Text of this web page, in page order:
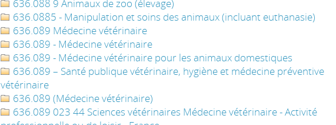
636.088 9 Animaux de zoo (élevage)
636.0885 - Manipulation et soins des animaux (incluant euthanasie)
636.089 Médecine vétérinaire
636.089 - Médecine vétérinaire
636.089 - Médecine vétérinaire pour les animaux domestiques
636.089 – Santé publique vétérinaire, hygiène et médecine préventive
vétérinaire
636.089 (Médecine vétérinaire)
636.089 023 44 Sciences vétérinaires Médecine vétérinaire - Activité